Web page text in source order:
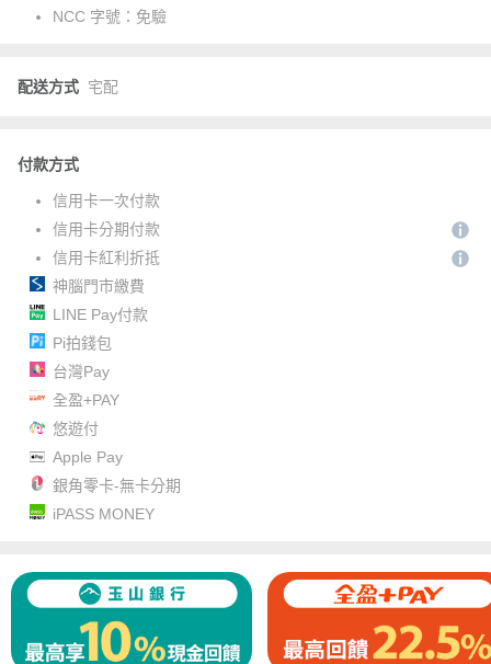
NCC 字號： 免驗
配送方式 宅配
付款方式
信用卡一次付款
信用卡分期付款
信用卡紅利折抵
神腦門市繳費
LINE Pay付款
Pi拍錢包
台灣Pay
全盈+PAY
悠遊付
Apple Pay
銀角零卡-無卡分期
iPASS MONEY